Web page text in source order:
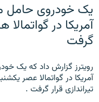
یک خودروی حامل
آمریکا در گواتمالا
گرفت
رویترز گزارش داد که یک
آمریکا در گواتمالا عصر
تیراندازی قرار گرفت .